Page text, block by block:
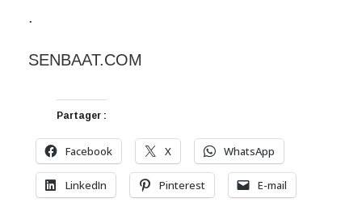
.
SENBAAT.COM
Partager :
Facebook X WhatsApp
LinkedIn Pinterest E-mail